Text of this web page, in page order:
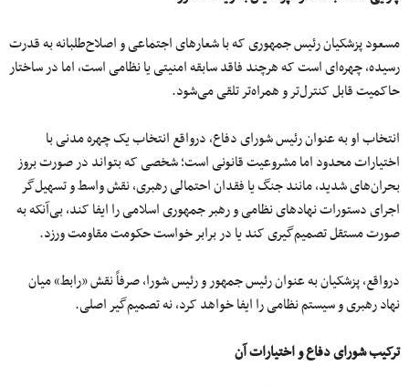
مسعود پزشکیان رئیس‌ جمهوری که با شعارهای اجتماعی و اصلاح‌طلبانه به قدرت
رسیده، چهره‌ای است که هرچند فاقد سابقه امنیتی یا نظامی است، اما در ساختار
حاکمیت قابل کنترل‌تر و همراه‌تر تلقی می‌شود.
انتخاب او به‌ عنوان رئیس شورای دفاع، درواقع انتخاب یک چهره مدنی با
اختیارات محدود اما مشروعیت قانونی است؛ شخصی که بتواند در صورت بروز
بحران‌های شدید، مانند جنگ یا فقدان احتمالی رهبری، نقش واسط و تسهیل‌گر
اجرای دستورات نهادهای نظامی و رهبر جمهوری اسلامی را ایفا کند، بی‌آنکه به‌
صورت مستقل تصمیم‌گیری کند یا در برابر خواست حکومت مقاومت ورزد.
درواقع، پزشکیان به‌ عنوان رئیس جمهور و رئیس شورا، صرفاً نقش «رابط» میان
نهاد رهبری و سیستم نظامی را ایفا خواهد کرد، نه تصمیم‌گیر اصلی.
ترکیب شورای دفاع و اختیارات آن